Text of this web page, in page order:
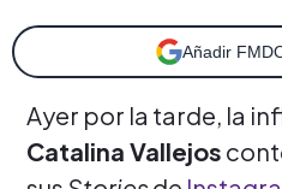
Añadir
Ayer por la tarde, la
Catalina Vallejos